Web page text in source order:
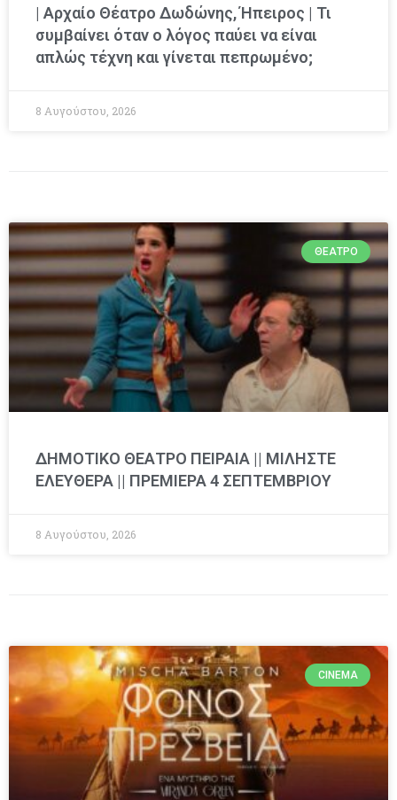
| Αρχαίο Θέατρο Δωδώνης, Ήπειρος | Τι
συμβαίνει όταν ο λόγος παύει να είναι
απλώς τέχνη και γίνεται πεπρωμένο;
8 Αυγούστου, 2026
ΘΈΑΤΡΟ
ΔΗΜΟΤΙΚΟ ΘΕΑΤΡΟ ΠΕΙΡΑΙΑ || ΜΙΛΗΣΤΕ
ΕΛΕΥΘΕΡΑ || ΠΡΕΜΙΕΡΑ 4 ΣΕΠΤΕΜΒΡΙΟΥ
8 Αυγούστου, 2026
CINEMA